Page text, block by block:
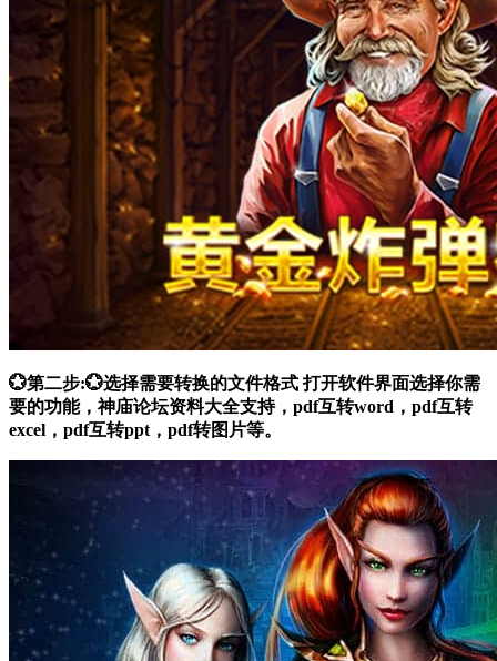
💮第二步:💮选择需要转换的文件格式 打开软件界面选择你需
要的功能，神庙论坛资料大全支持，pdf互转word，pdf互转
excel，pdf互转ppt，pdf转图片等。